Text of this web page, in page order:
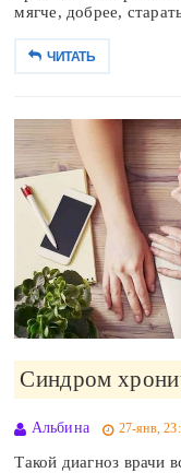
мягче, добрее,
ЧИТАТЬ
Синдром
Альбина 27-янв,
Такой диагноз врачи